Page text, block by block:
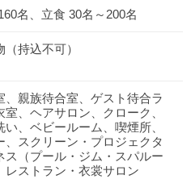
名、立食 30名～200名
持込不可）
、親族待合室、ゲスト待合ラ
室、ヘアサロン、クローク、
い、ベビールーム、喫煙所、
、スクリーン・プロジェクタ
ス（プール・ジム・スパルー
レストラン・衣裳サロン